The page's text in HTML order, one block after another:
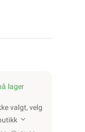
lager
valgt, velg